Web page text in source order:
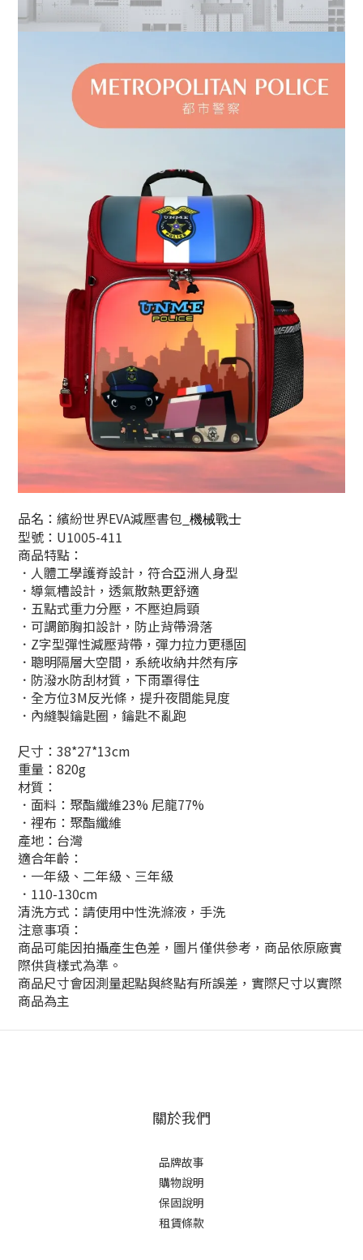
品名：繽紛世界EVA減壓書包_ 機械戰士
型號： U1005-411
商品特點：
．人體工學護脊設計，符合亞洲人身型
．導氣槽設計，透氣散熱更舒適
．五點式重力分壓，不壓迫肩頸
．可調節胸扣設計，防止背帶滑落
．Z字型彈性減壓背帶，彈力拉力更穩固
．聰明隔層大空間，系統收納井然有序
．防潑水防刮材質，下雨罩得住
．全方位3M反光條，提升夜間能見度
．內縫製鑰匙圈，鑰匙不亂跑
尺寸：38*27*13cm
重量：820g
材質：
．面料：聚酯纖維23% 尼龍77%
．裡布：聚酯纖維
產地：台灣
適合年齡：
．一年級、二年級、三年級
．110-130cm
清洗方式：請使用中性洗滌液，手洗
注意事項：
商品可能因拍攝產生色差，圖片僅供參考，商品依原廠實
際供貨樣式為準。
商品尺寸會因測量起點與終點有所誤差，實際尺寸以實際
商品為主
關於我們
品牌故事
購物說明
保固說明
租賃條款